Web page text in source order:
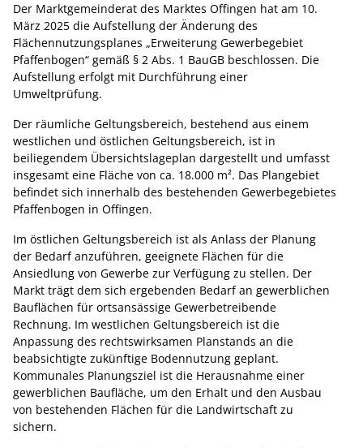
Der Marktgemeinderat des Marktes Offingen hat am 10.
März 2025 die Aufstellung der Änderung des
Flächennutzungsplanes „Erweiterung Gewerbegebiet
Pfaffenbogen“ gemäß § 2 Abs. 1 BauGB beschlossen. Die
Aufstellung erfolgt mit Durchführung einer
Umweltprüfung.
Der räumliche Geltungsbereich, bestehend aus einem
westlichen und östlichen Geltungsbereich, ist in
beiliegendem Übersichtslageplan dargestellt und umfasst
insgesamt eine Fläche von ca. 18.000 m². Das Plangebiet
befindet sich innerhalb des bestehenden Gewerbegebietes
Pfaffenbogen in Offingen.
Im östlichen Geltungsbereich ist als Anlass der Planung
der Bedarf anzuführen, geeignete Flächen für die
Ansiedlung von Gewerbe zur Verfügung zu stellen. Der
Markt trägt dem sich ergebenden Bedarf an gewerblichen
Bauflächen für ortsansässige Gewerbetreibende
Rechnung. Im westlichen Geltungsbereich ist die
Anpassung des rechtswirksamen Planstands an die
beabsichtigte zukünftige Bodennutzung geplant.
Kommunales Planungsziel ist die Herausnahme einer
gewerblichen Baufläche, um den Erhalt und den Ausbau
von bestehenden Flächen für die Landwirtschaft zu
sichern.